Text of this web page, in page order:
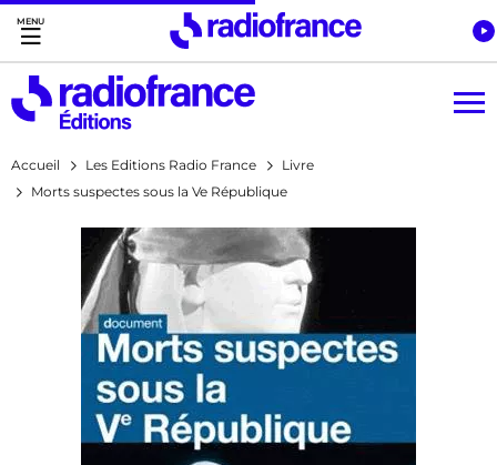
Accès direct :
Menu principal
Contenu
Accueil Les Editions Radio France
Livre
Morts suspectes sous la Ve République